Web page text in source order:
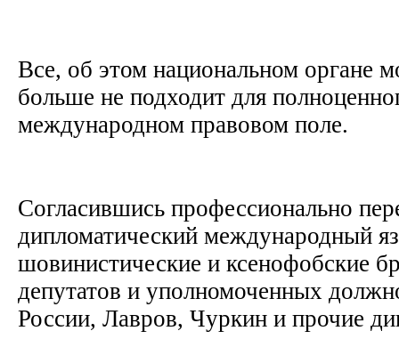
Все, об этом национальном органе
больше не подходит для
международном правовом поле.
Согласившись профессионально
дипломатический международный
шовинистические и ксенофобские
депутатов и уполномоченных
России, Лавров, Чуркин и прочие